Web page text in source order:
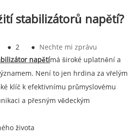
stabilizátorů napětí?
● 2 ● Nechte mi zprávu
napětímá široké uplatnění a
Není to jen hrdina za vřelým
klíč k efektivnímu průmyslovému
a přesným vědeckým
života